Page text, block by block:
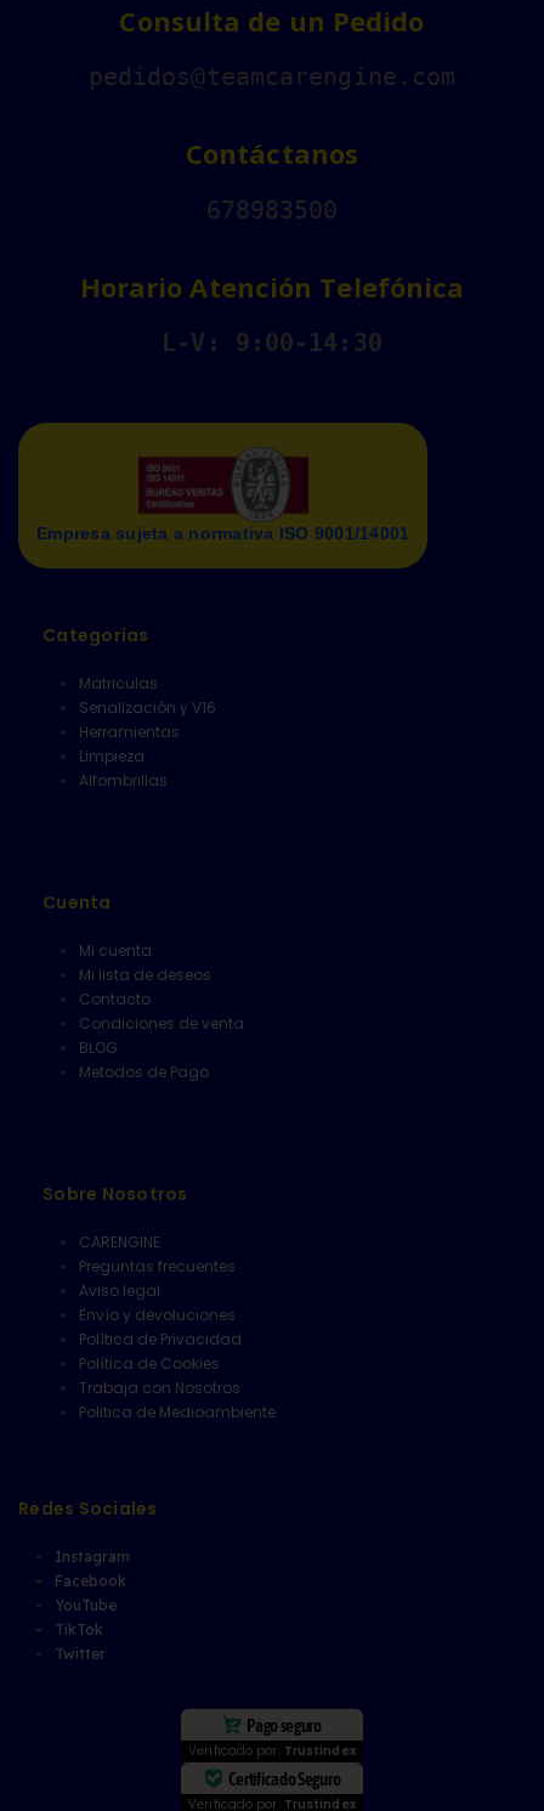
Consulta de un Pedido
pedidos@teamcarengine.com
Contáctanos
678983500
Horario Atención Telefónica
L-V: 9:00-14:30
Empresa sujeta a normativa ISO 9001/14001
Categorías
Matriculas
Senalización y V16
Herramientas
Limpieza
Alfombrillas
Cuenta
Mi cuenta
Mi lista de deseos
Contacto
Condiciones de venta
BLOG
Metodos de Pago
Sobre Nosotros
CARENGINE
Preguntas frecuentes
Aviso legal
Envío y devoluciones
Política de Privacidad
Política de Cookies
Trabaja con Nosotros
Politica de Medioambiente
Redes Sociales
Instagram
Facebook
YouTube
TikTok
Twitter
Pago seguro
Verificado por: Trustindex
Certificado Seguro
Verificado por: Trustindex